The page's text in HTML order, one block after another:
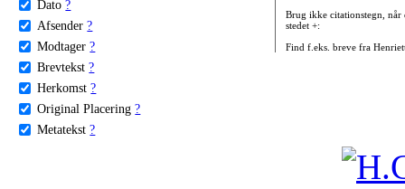
Dato ?
Afsender ?
Modtager ?
Brevtekst ?
Herkomst ?
Original Placering ?
Metatekst ?
Brug ikke citationstegn, når
stedet +:
Find f.eks. breve fra